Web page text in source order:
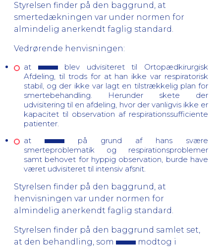
Styrelsen finder på den baggrund, at
smertedækningen var under normen for
almindelig anerkendt faglig standard.
Vedrørende henvisningen:
at
blev udvisiteret til Ortopædkirurgisk
Afdeling, til trods for at han ikke var respiratorisk
stabil, og der ikke var lagt en tilstrækkelig plan for
smertebehandling. Herunder skete der
udvisitering til en afdeling, hvor der vanligvis ikke er
kapacitet til observation af respirationssufficiente
patienter.
at
på grund af hans svære
smerteproblematik og respirationsproblemer
samt behovet for hyppig observation, burde have
været udvisiteret til intensiv afsnit.
Styrelsen finder på den baggrund, at
henvisningen var under normen for
almindelig anerkendt faglig standard.
Styrelsen finder på den baggrund samlet set,
at den behandling, som
modtog i